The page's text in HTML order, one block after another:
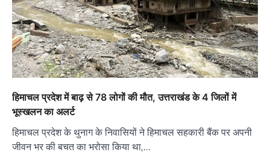
हिमाचल प्रदेश में बाढ़ से 78 लोगों की मौत, उत्तराखंड के 4 जिलों में
भूस्खलन का अलर्ट
हिमाचल प्रदेश के थुनाग के निवासियों ने हिमाचल सहकारी बैंक पर अपनी
जीवन भर की बचत का भरोसा किया था,…